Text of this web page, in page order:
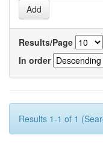
Results/Page
In order
Results 1-1 of 1